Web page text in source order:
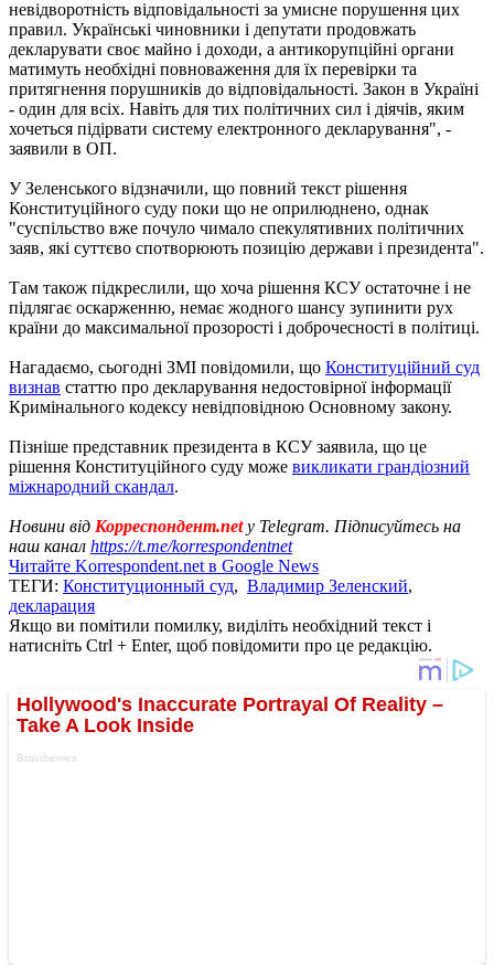
невідворотність відповідальності за умисне порушення цих
правил. Українські чиновники і депутати продовжать
декларувати своє майно і доходи, а антикорупційні органи
матимуть необхідні повноваження для їх перевірки та
притягнення порушників до відповідальності. Закон в Україні
- один для всіх. Навіть для тих політичних сил і діячів, яким
хочеться підірвати систему електронного декларування", -
заявили в ОП.
У Зеленського відзначили, що повний текст рішення
Конституційного суду поки що не оприлюднено, однак
"суспільство вже почуло чимало спекулятивних політичних
заяв, які суттєво спотворюють позицію держави і президента".
Там також підкреслили, що хоча рішення КСУ остаточне і не
підлягає оскарженню, немає жодного шансу зупинити рух
країни до максимальної прозорості і доброчесності в політиці.
Нагадаємо, сьогодні ЗМІ повідомили, що Конституційний суд
визнав статтю про декларування недостовірної інформації
Кримінального кодексу невідповідною Основному закону.
Пізніше представник президента в КСУ заявила, що це
рішення Конституційного суду може викликати грандіозний
міжнародний скандал.
Новини від Корреспондент.netу Telegram. Підписуйтесь на
наш канал https://t.me/korrespondentnet
Читайте Korrespondent.net в Google News
ТЕГИ: Конституционный суд, Владимир Зеленский,
декларация
Якщо ви помітили помилку, виділіть необхідний текст і
натисніть Ctrl + Enter, щоб повідомити про це редакцію.